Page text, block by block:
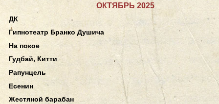
ОКТЯБРЬ 2025
ДК
Гипнотеатр Бранко Душича
На покое
Гудбай, Китти
Рапунцель
Есенин
Жестяной барабан